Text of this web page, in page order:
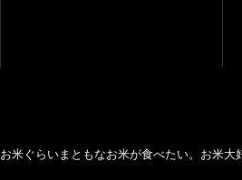
お米ぐらいまともなお米が食べたい。お米大